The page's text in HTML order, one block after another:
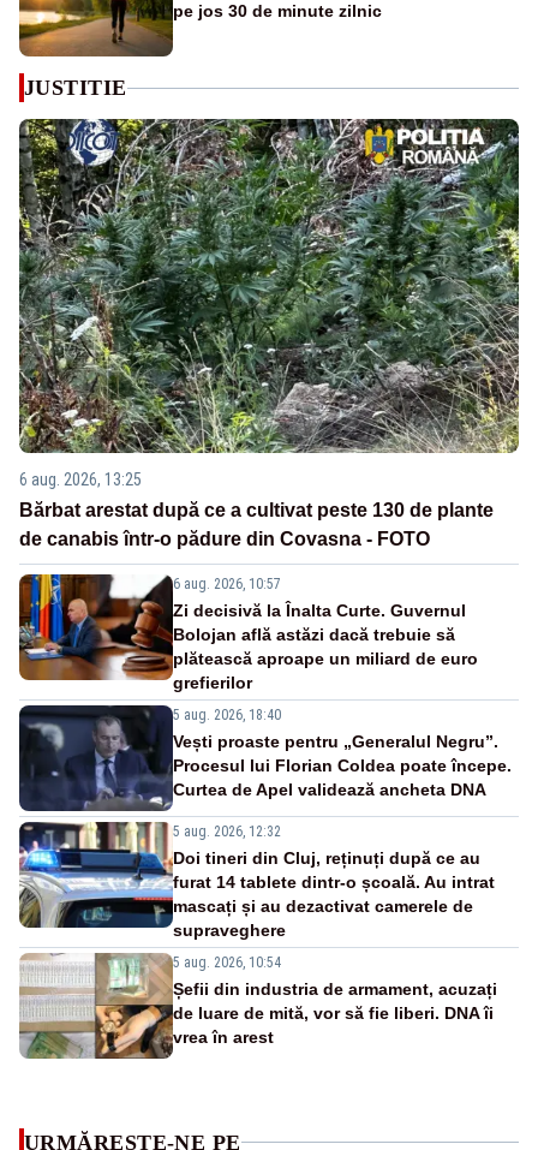
pe jos 30 de minute zilnic
JUSTITIE
6 aug. 2026, 13:25
Bărbat arestat după ce a cultivat peste 130 de plante
de canabis într-o pădure din Covasna - FOTO
6 aug. 2026, 10:57
Zi decisivă la Înalta Curte. Guvernul
Bolojan află astăzi dacă trebuie să
plătească aproape un miliard de euro
grefierilor
5 aug. 2026, 18:40
Vești proaste pentru „Generalul Negru”.
Procesul lui Florian Coldea poate începe.
Curtea de Apel validează ancheta DNA
5 aug. 2026, 12:32
Doi tineri din Cluj, reținuți după ce au
furat 14 tablete dintr-o școală. Au intrat
mascați și au dezactivat camerele de
supraveghere
5 aug. 2026, 10:54
Șefii din industria de armament, acuzați
de luare de mită, vor să fie liberi. DNA îi
vrea în arest
URMĂREȘTE-NE PE